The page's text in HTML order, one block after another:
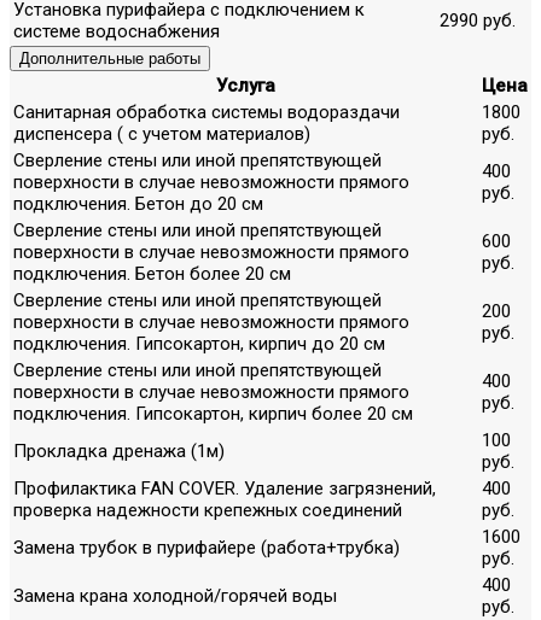
Установка пурифайера с подключением к
системе водоснабжения
2990 руб.
Дополнительные работы
Услуга
Цена
Санитарная обработка системы водораздачи
диспенсера ( с учетом материалов)
1800
руб.
Сверление стены или иной препятствующей
поверхности в случае невозможности прямого
подключения. Бетон до 20 см
400
руб.
Сверление стены или иной препятствующей
поверхности в случае невозможности прямого
подключения. Бетон более 20 см
600
руб.
Сверление стены или иной препятствующей
поверхности в случае невозможности прямого
подключения. Гипсокартон, кирпич до 20 см
200
руб.
Сверление стены или иной препятствующей
поверхности в случае невозможности прямого
подключения. Гипсокартон, кирпич более 20 см
400
руб.
Прокладка дренажа (1м)
100
руб.
Профилактика FAN COVER. Удаление загрязнений,
проверка надежности крепежных соединений
400
руб.
Замена трубок в пурифайере (работа+трубка)
1600
руб.
Замена крана холодной/горячей воды
400
руб.